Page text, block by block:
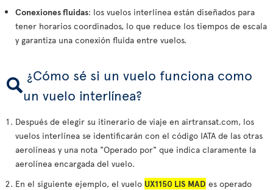
Conexiones fluidas: los vuelos interlínea están diseñados para
tener horarios coordinados, lo que reduce los tiempos de escala
y garantiza una conexión fluida entre vuelos.
¿Cómo sé si un vuelo funciona como
un vuelo interlínea?
Después de elegir su itinerario de viaje en airtransat.com, los
vuelos interlínea se identificarán con el código IATA de las otras
aerolíneas y una nota "Operado por" que indica claramente la
aerolínea encargada del vuelo.
En el siguiente ejemplo, el vuelo UX1150 LIS MAD es operado